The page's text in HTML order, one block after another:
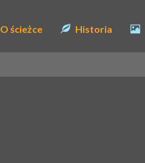
O ścieżce Historia